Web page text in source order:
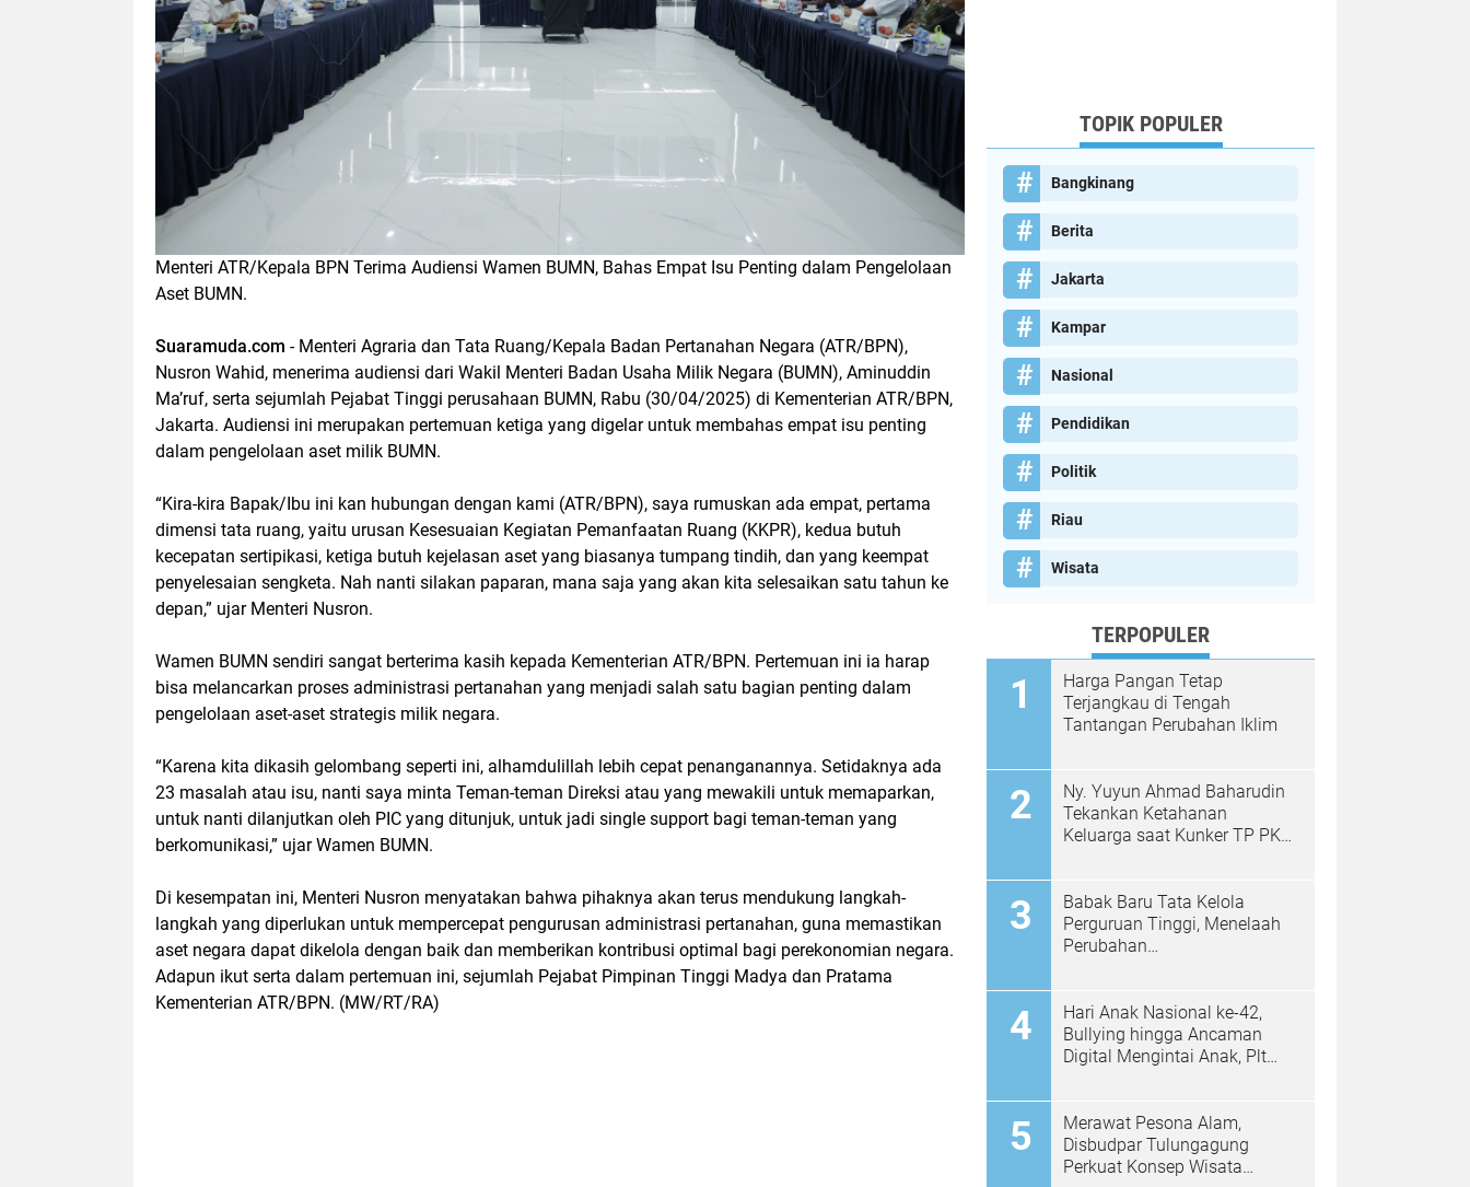
Menteri ATR/Kepala BPN Terima Audiensi Wamen BUMN, Bahas Empat Isu Penting dalam Pengelolaan
Aset BUMN.
Suaramuda.com - Menteri Agraria dan Tata Ruang/Kepala Badan Pertanahan Negara (ATR/BPN),
Nusron Wahid, menerima audiensi dari Wakil Menteri Badan Usaha Milik Negara (BUMN), Aminuddin
Ma’ruf, serta sejumlah Pejabat Tinggi perusahaan BUMN, Rabu (30/04/2025) di Kementerian ATR/BPN,
Jakarta. Audiensi ini merupakan pertemuan ketiga yang digelar untuk membahas empat isu penting
dalam pengelolaan aset milik BUMN.
“Kira-kira Bapak/Ibu ini kan hubungan dengan kami (ATR/BPN), saya rumuskan ada empat, pertama
dimensi tata ruang, yaitu urusan Kesesuaian Kegiatan Pemanfaatan Ruang (KKPR), kedua butuh
kecepatan sertipikasi, ketiga butuh kejelasan aset yang biasanya tumpang tindih, dan yang keempat
penyelesaian sengketa. Nah nanti silakan paparan, mana saja yang akan kita selesaikan satu tahun ke
depan,” ujar Menteri Nusron.
Wamen BUMN sendiri sangat berterima kasih kepada Kementerian ATR/BPN. Pertemuan ini ia harap
bisa melancarkan proses administrasi pertanahan yang menjadi salah satu bagian penting dalam
pengelolaan aset-aset strategis milik negara.
“Karena kita dikasih gelombang seperti ini, alhamdulillah lebih cepat penanganannya. Setidaknya ada
23 masalah atau isu, nanti saya minta Teman-teman Direksi atau yang mewakili untuk memaparkan,
untuk nanti dilanjutkan oleh PIC yang ditunjuk, untuk jadi single support bagi teman-teman yang
berkomunikasi,” ujar Wamen BUMN.
Di kesempatan ini, Menteri Nusron menyatakan bahwa pihaknya akan terus mendukung langkah-
langkah yang diperlukan untuk mempercepat pengurusan administrasi pertanahan, guna memastikan
aset negara dapat dikelola dengan baik dan memberikan kontribusi optimal bagi perekonomian negara.
Adapun ikut serta dalam pertemuan ini, sejumlah Pejabat Pimpinan Tinggi Madya dan Pratama
Kementerian ATR/BPN. (MW/RT/RA)
TOPIK POPULER
Bangkinang
Berita
Jakarta
Kampar
Nasional
Pendidikan
Politik
Riau
Wisata
TERPOPULER
Harga Pangan Tetap
Terjangkau di Tengah
Tantangan Perubahan Iklim
Ny. Yuyun Ahmad Baharudin
Tekankan Ketahanan
Keluarga saat Kunker TP PKK
Babak Baru Tata Kelola
Perguruan Tinggi, Menelaah
Perubahan
Hari Anak Nasional ke-42,
Bullying hingga Ancaman
Digital Mengintai Anak, Plt
Ramah Anak
Merawat Pesona Alam,
Disbudpar Tulungagung
Perkuat Konsep Wisata